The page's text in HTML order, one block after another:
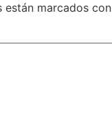
marcados con